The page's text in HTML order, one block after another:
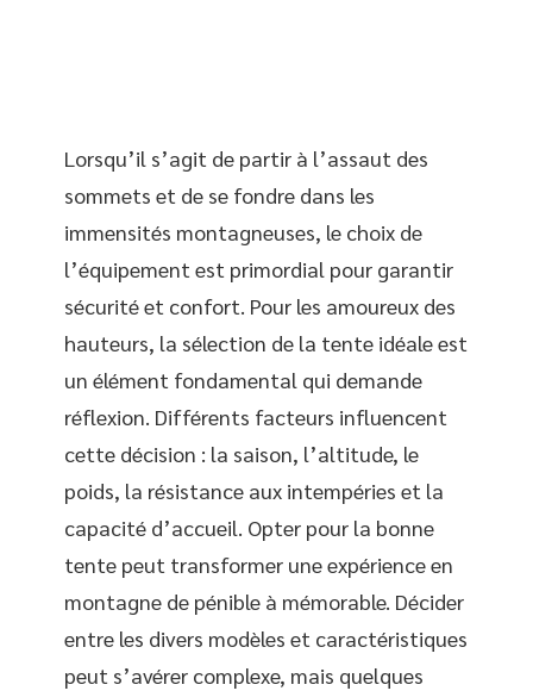
Lorsqu’il s’agit de partir à l’assaut des
sommets et de se fondre dans les
immensités montagneuses, le choix de
l’équipement est primordial pour garantir
sécurité et confort. Pour les amoureux des
hauteurs, la sélection de la tente idéale est
un élément fondamental qui demande
réflexion. Différents facteurs influencent
cette décision : la saison, l’altitude, le
poids, la résistance aux intempéries et la
capacité d’accueil. Opter pour la bonne
tente peut transformer une expérience en
montagne de pénible à mémorable. Décider
entre les divers modèles et caractéristiques
peut s’avérer complexe, mais quelques